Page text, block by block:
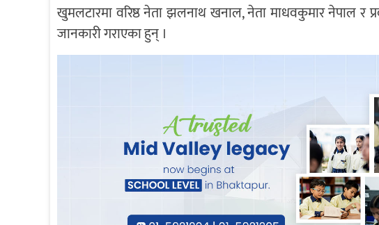
खुमलटारमा वरिष्ठ नेता झलनाथ खनाल, नेता माधवकुमार नेपाल र
जानकारी गराएका हुन् ।